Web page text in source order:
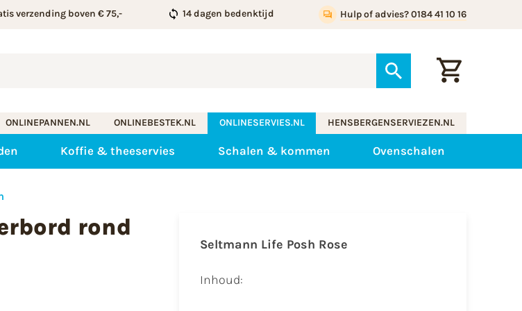
verzending boven € 75,- 14 dagen bedenktijd Hulp of advies? 0184 41 10 16
ONLINEPANNEN.NL ONLINEBESTEK.NL ONLINESERVIES.NL HENSBERGENSERVIEZEN.NL
Koffie & theeservies Schalen & kommen Ovenschalen
rond
Seltmann Life Posh Rose
Inhoud: